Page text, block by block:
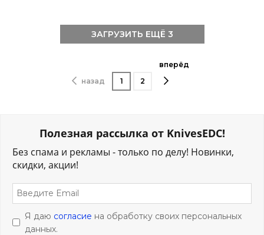
ЗАГРУЗИТЬ ЕЩЁ 3
назад 1 2
вперёд
Полезная рассылка от KnivesEDC!
Без спама и рекламы - только по делу! Новинки,
скидки, акции!
Я даю согласие на обработку своих персональных
данных.